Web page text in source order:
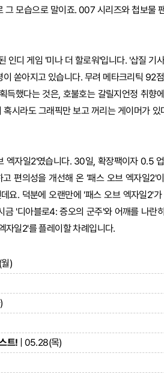
그 모습으로 말이죠. 007 시리즈와 첩보물
인디 게임 '미나 더 할로워'입니다. '삽질 기
쏟아지고 있습니다. 무려 메타크리틱 92
득했다는 것은, 호불호는 갈릴지언정 취향
시라도 그래픽만 보고 꺼리는 게이머가
엑자일2'였습니다. 30일, 확장팩이자 0.5
편의성을 개선해 온 '패스 오브 엑자일2'
요. 덕분에 오랜만에 '패스 오브 엑자일2'
금 '디아블로4: 증오의 군주'와 어깨를 나란
자일2'를 플레이할 차례입니다.
)
트! | 05.28(목)